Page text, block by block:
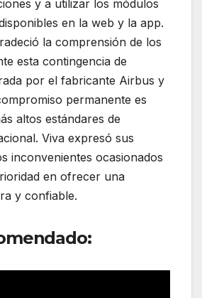
y a utilizar los módulos
en la web y la app.
la comprensión de los
esta contingencia de
por el fabricante Airbus y
permanente es
altos estándares de
Viva expresó sus
inconvenientes ocasionados
en ofrecer una
y confiable.